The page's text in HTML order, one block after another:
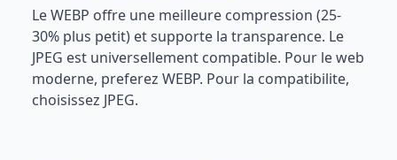
Le WEBP offre une meilleure compression (25-
30% plus petit) et supporte la transparence. Le
JPEG est universellement compatible. Pour le web
moderne, preferez WEBP. Pour la compatibilite,
choisissez JPEG.